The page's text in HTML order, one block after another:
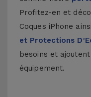
Profitez-en et
Coques iPhone
et Protections
besoins et
équipement.